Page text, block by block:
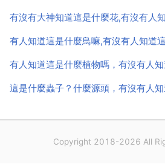
有沒有大神知道這是什麼花,有沒有人
有人知道這是什麼鳥嘛,有沒有人知道
有人知道這是什麼植物嗎，有沒有人
Copyright 2018-2026 All